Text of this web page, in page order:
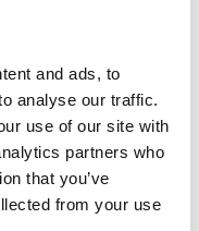
and ads, to
analyse our traffic.
use of our site with
partners who
that you’ve
from your use
ottamaan
tulee
aito
ovat